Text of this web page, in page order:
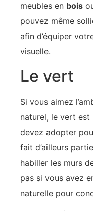
meubles en bois
pouvez même
afin d’équiper
visuelle.
Le vert
Si vous aimez
naturel, le vert est
devez adopter
fait d’ailleurs
habiller les murs
pas si vous avez
naturelle pour